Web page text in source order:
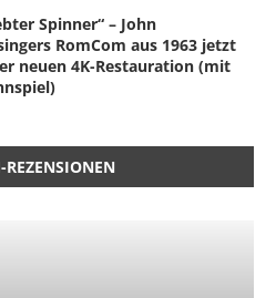
Spinner“ – John
RomCom aus 1963 jetzt
neuen 4K-Restauration (mit